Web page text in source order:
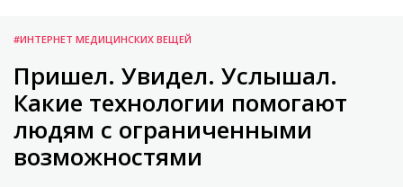
#ИНТЕРНЕТ МЕДИЦИНСКИХ ВЕЩЕЙ
Пришел. Увидел. Услышал.
Какие технологии помогают
людям с ограниченными
возможностями